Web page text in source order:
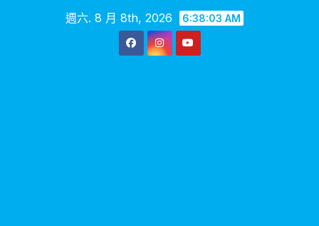
週六. 8 月 8th, 2026 6:38:04 AM